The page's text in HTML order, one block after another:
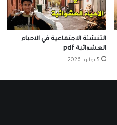
التنشئة الاجتماعية في الاحياء
العشوائية pdf
5 يوليو، 2026